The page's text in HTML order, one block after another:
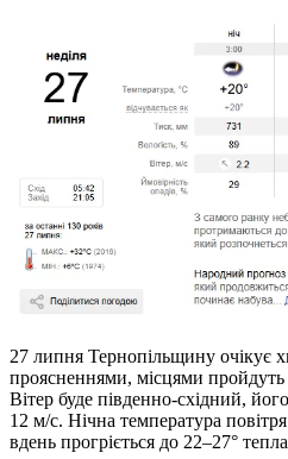
27 липня Тернопільщину очікує
проясненнями, місцями пройдуть
Вітер буде південно-східний,
12 м/с. Нічна температура
вдень прогріється до 22–27°